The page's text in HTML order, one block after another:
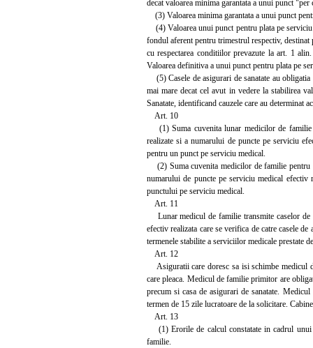
decat valoarea minima garantata a unui punct "per
(3) Valoarea minima garantata a unui punct
(4) Valoarea unui punct pentru plata pe
fondul aferent pentru trimestrul respectiv,
cu respectarea conditiilor prevazute la art. 1
Valoarea definitiva a unui punct pentru plata pe
(5) Casele de asigurari de sanatate au
mai mare decat cel avut in vedere la stabilirea
Sanatate, identificand cauzele care au determinat
Art. 10
(1) Suma cuvenita lunar medicilor de familie
realizate si a numarului de puncte pe serviciu
pentru un punct pe serviciu medical.
(2) Suma cuvenita medicilor de familie pentru
numarului de puncte pe serviciu medical
punctului pe serviciu medical.
Art. 11
Lunar medicul de familie transmite caselor de
efectiv realizata care se verifica de catre casele
termenele stabilite a serviciilor medicale prestate
Art. 12
Asiguratii care doresc sa isi schimbe medicul
care pleaca. Medicul de familie primitor are
precum si casa de asigurari de sanatate.
termen de 15 zile lucratoare de la solicitare.
Art. 13
(1) Erorile de calcul constatate in cadrul unui
familie.